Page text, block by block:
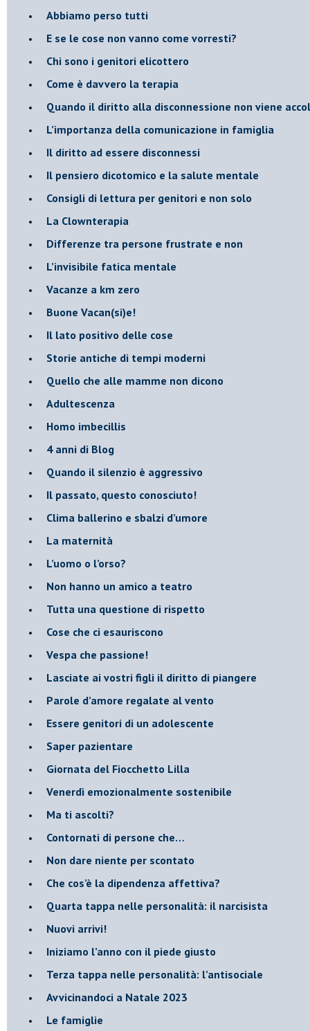
​Abbiamo perso tutti
E se le cose non vanno come vorresti?
​Chi sono i genitori elicottero
Come è davvero la terapia
Quando il diritto alla disconnessione non viene
​L’importanza della comunicazione in famiglia
​Il diritto ad essere disconnessi
​Il pensiero dicotomico e la salute mentale
​Consigli di lettura per genitori e non solo
​La Clownterapia
​Differenze tra persone frustrate e non
L’invisibile fatica mentale
Vacanze a km zero
​Buone Vacan(si)e!
​Il lato positivo delle cose
​Storie antiche di tempi moderni
​Quello che alle mamme non dicono
Adultescenza
Homo imbecillis
​4 anni di Blog
Quando il silenzio è aggressivo
​Il passato, questo conosciuto!
​Clima ballerino e sbalzi d’umore
La maternità
​L’uomo o l’orso?
Non hanno un amico a teatro​
​Tutta una questione di rispetto
​Cose che ci esauriscono
​Vespa che passione!
​Lasciate ai vostri figli il diritto di piangere
​Parole d’amore regalate al vento
​Essere genitori di un adolescente
​Saper pazientare
​Giornata del Fiocchetto Lilla
​Venerdì emozionalmente sostenibile
Ma ti ascolti?
Contornati di persone che…
Non dare niente per scontato
Che cos’è la dipendenza affettiva?
Quarta tappa nelle personalità: il narcisista
​Nuovi arrivi!
​Iniziamo l’anno con il piede giusto
​Terza tappa nelle personalità: l’antisociale
​Avvicinandoci a Natale 2023
Le famiglie